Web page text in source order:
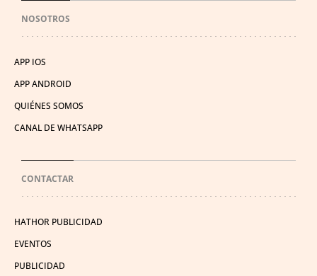
NOSOTROS
APP IOS
APP ANDROID
QUIÉNES SOMOS
CANAL DE WHATSAPP
CONTACTAR
HATHOR PUBLICIDAD
EVENTOS
PUBLICIDAD